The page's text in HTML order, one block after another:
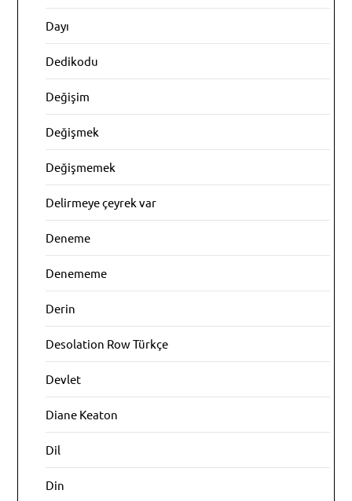
Dayı
Dedikodu
Değişim
Değişmek
Değişmemek
Delirmeye çeyrek var
Deneme
Denememe
Derin
Desolation Row Türkçe
Devlet
Diane Keaton
Dil
Din